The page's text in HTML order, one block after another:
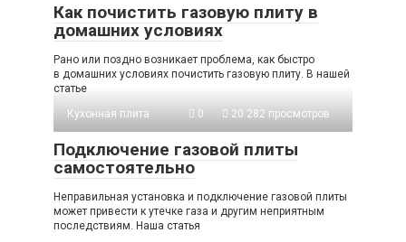
Как почистить газовую плиту в
домашних условиях
Рано или поздно возникает проблема, как быстро
в домашних условиях почистить газовую плиту. В нашей
статье
Кухонная плита
0 20 282 просмотров
Подключение газовой плиты
самостоятельно
Неправильная установка и подключение газовой плиты
может привести к утечке газа и другим неприятным
последствиям. Наша статья